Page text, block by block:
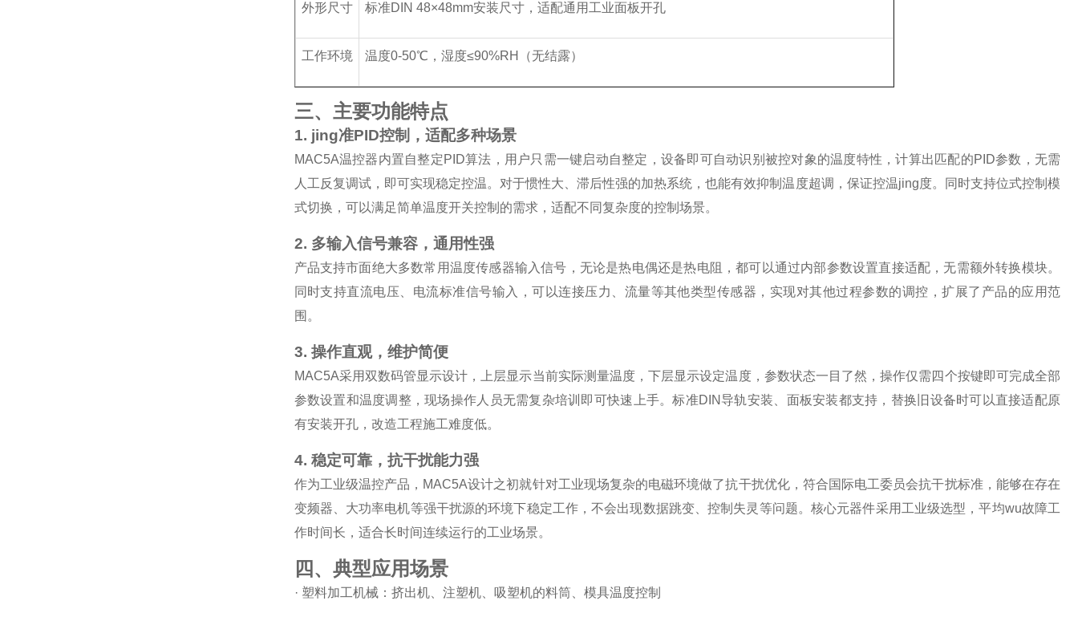
外形尺寸 标准DIN 48×48mm安装尺寸，适配通用工业面板开孔
工作环境 温度0-50℃，湿度≤90%RH（无结露）
三、主要功能特点
1. jing准PID控制，适配多种场景
MAC5A温控器内置自整定PID算法，用户只需一键启动自整定，设备即可自动识别被控对象的温度特性，计算出匹配的PID参数，无需
人工反复调试，即可实现稳定控温。对于惯性大、滞后性强的加热系统，也能有效抑制温度超调，保证控温jing度。同时支持位式控制模
式切换，可以满足简单温度开关控制的需求，适配不同复杂度的控制场景。
2. 多输入信号兼容，通用性强
产品支持市面绝大多数常用温度传感器输入信号，无论是热电偶还是热电阻，都可以通过内部参数设置直接适配，无需额外转换模块。
同时支持直流电压、电流标准信号输入，可以连接压力、流量等其他类型传感器，实现对其他过程参数的调控，扩展了产品的应用范
围。
3. 操作直观，维护简便
MAC5A采用双数码管显示设计，上层显示当前实际测量温度，下层显示设定温度，参数状态一目了然，操作仅需四个按键即可完成全部
参数设置和温度调整，现场操作人员无需复杂培训即可快速上手。标准DIN导轨安装、面板安装都支持，替换旧设备时可以直接适配原
有安装开孔，改造工程施工难度低。
4. 稳定可靠，抗干扰能力强
作为工业级温控产品，MAC5A设计之初就针对工业现场复杂的电磁环境做了抗干扰优化，符合国际电工委员会抗干扰标准，能够在存在
变频器、大功率电机等强干扰源的环境下稳定工作，不会出现数据跳变、控制失灵等问题。核心元器件采用工业级选型，平均wu故障工
作时间长，适合长时间连续运行的工业场景。
四、典型应用场景
· 塑料加工机械：挤出机、注塑机、吸塑机的料筒、模具温度控制